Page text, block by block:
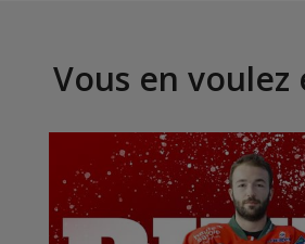
Vous en voulez